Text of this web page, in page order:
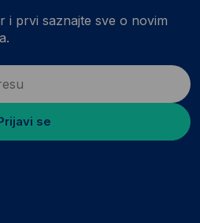
i prvi saznajte sve o novim
se